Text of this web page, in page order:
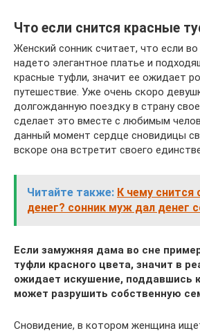
Что если снится красные
Женский сонник считает, что если
надето элегантное платье и
красные туфли, значит ее ожидает
путешествие. Уже очень скоро
долгожданную поездку в страну
сделает это вместе с любимым
данный момент сердце сновидицы
вскоре она встретит своего
Читайте также: К чему
денег? сонник муж дал денег
Если замужняя дама во сне
туфли красного цвета, значит в
ожидает искушение, поддавшись
может разрушить собственную
Сновидение, в котором женщина